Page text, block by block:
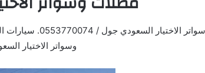
مظلات وسواتر
وسواتر الاختيار